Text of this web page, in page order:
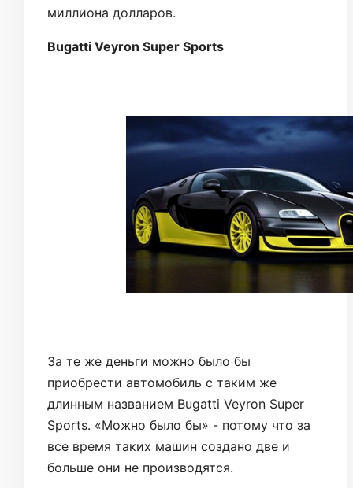
миллиона долларов.
Bugatti Veyron Super Sports
За те же деньги можно было бы
приобрести автомобиль с таким же
длинным названием Bugatti Veyron Super
Sports. «Можно было бы» - потому что за
все время таких машин создано две и
больше они не производятся.